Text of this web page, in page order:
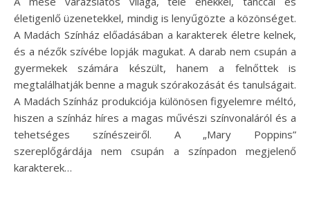
életigenlő üzenetekkel, mindig is lenyűgözte a közönséget.
A Madách Színház előadásában a karakterek életre kelnek,
és a nézők szívébe lopják magukat. A darab nem csupán a
gyermekek számára készült, hanem a felnőttek is
megtalálhatják benne a maguk szórakozását és tanulságait.
A Madách Színház produkciója különösen figyelemre méltó,
hiszen a színház híres a magas művészi színvonaláról és a
tehetséges színészeiről. A „Mary Poppins”
szereplőgárdája nem csupán a színpadon megjelenő
karakterek…